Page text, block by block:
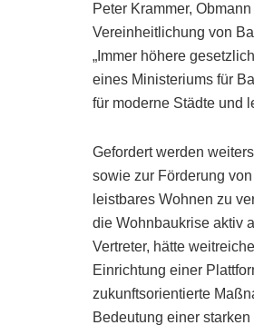
Peter Krammer,
Vereinheitlichung von
„Immer höhere
eines Ministeriums für
für moderne Städte und
Gefordert werden
sowie zur Förderung
leistbares Wohnen zu
die Wohnbaukrise aktiv
Vertreter, hätte
Einrichtung einer
zukunftsorientierte
Bedeutung einer